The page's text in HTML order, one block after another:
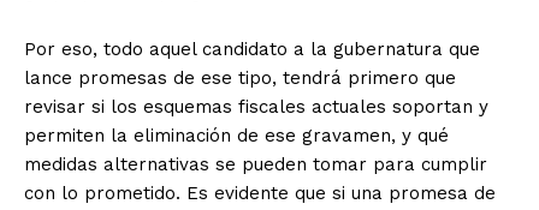
Por eso, todo aquel candidato a la gubernatura que
lance promesas de ese tipo, tendrá primero que
revisar si los esquemas fiscales actuales soportan y
permiten la eliminación de ese gravamen, y qué
medidas alternativas se pueden tomar para cumplir
con lo prometido. Es evidente que si una promesa de